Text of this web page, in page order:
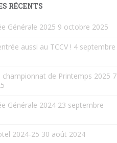
RÉCENTS
Générale 2025 9 octobre 2025
aussi au TCCV ! 4 septembre
championnat de Printemps 2025 7
Générale 2024 23 septembre
2024-25 30 août 2024